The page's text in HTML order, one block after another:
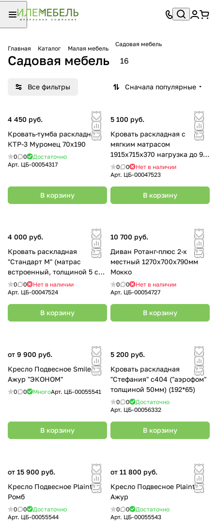
Главная Каталог Малая мебель
Садовая мебель
Садовая мебель 16
Все фильтры Сначала популярные
4 450 руб.
Кровать-тумба раскладная
КТР-3 Муромец 70х190
0 0
Достаточно
Арт. ЦБ-00054317
В корзину
5 100 руб.
Кровать раскладная с
мягким матрасом
1915х715х370 нагрузка до 90
кг (РК4-М) "НИКА"
0 0
Нет в наличии
Арт. ЦБ-00047523
В корзину
4 000 руб.
Кровать раскладная
"Стандарт М" (матрас
встроенный, толщиной 5 см)
(190*65)
0 0
Нет в наличии
Арт. ЦБ-00047524
В корзину
10 700 руб.
Диван Ротанг-плюс 2-х
местный 1270х700х790мм
Мокко
0 0
Нет в наличии
Арт. ЦБ-00054727
В корзину
от 9 900 руб.
Кресло Подвесное Smile
Ажур "ЭКОНОМ"
0 0 МногоАрт. ЦБ-00055541
В корзину
5 200 руб.
Кровать раскладная
"Стефания" с404 ("аэрофом"
толщиной 50мм) (192*65)
0 0
Достаточно
Арт. ЦБ-00056332
В корзину
от 15 900 руб.
Кресло Подвесное Plaint
Ромб
0 0
Достаточно
Арт. ЦБ-00055544
от 11 800 руб.
Кресло Подвесное Plaint
Ажур
0 0
Достаточно
Арт. ЦБ-00055543